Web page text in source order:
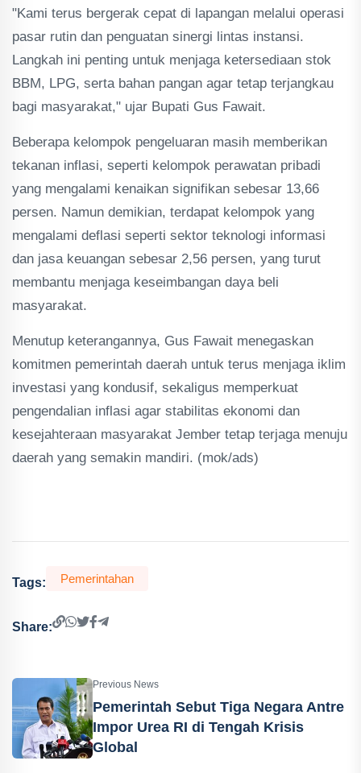
"Kami terus bergerak cepat di lapangan melalui operasi
pasar rutin dan penguatan sinergi lintas instansi.
Langkah ini penting untuk menjaga ketersediaan stok
BBM, LPG, serta bahan pangan agar tetap terjangkau
bagi masyarakat," ujar Bupati Gus Fawait.
Beberapa kelompok pengeluaran masih memberikan
tekanan inflasi, seperti kelompok perawatan pribadi
yang mengalami kenaikan signifikan sebesar 13,66
persen. Namun demikian, terdapat kelompok yang
mengalami deflasi seperti sektor teknologi informasi
dan jasa keuangan sebesar 2,56 persen, yang turut
membantu menjaga keseimbangan daya beli
masyarakat.
Menutup keterangannya, Gus Fawait menegaskan
komitmen pemerintah daerah untuk terus menjaga iklim
investasi yang kondusif, sekaligus memperkuat
pengendalian inflasi agar stabilitas ekonomi dan
kesejahteraan masyarakat Jember tetap terjaga menuju
daerah yang semakin mandiri. (mok/ads)
Tags: Pemerintahan
Share:
Previous News
Pemerintah Sebut Tiga Negara Antre
Impor Urea RI di Tengah Krisis
Global